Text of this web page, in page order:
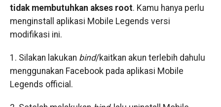
tidak membutuhkan akses root. Kamu hanya perlu
menginstall aplikasi Mobile Legends versi
modifikasi ini.
1. Silakan lakukan bind/kaitkan akun terlebih dahulu
menggunakan Facebook pada aplikasi Mobile
Legends official.